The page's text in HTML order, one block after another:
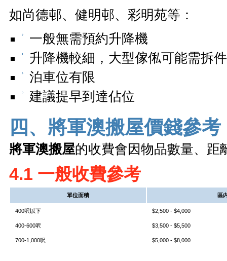
如尚德邨、健明邨、彩明苑等：
一般無需預約升降機
升降機較細，大型傢俬可能需拆件
泊車位有限
建議提早到達佔位
四、將軍澳搬屋價錢參考
將軍澳搬屋的收費會因物品數量、距
4.1 一般收費參考
單位面積 區
400呎以下 $2,500 - $4,000
400-600呎 $3,500 - $5,500
700-1,000呎 $5,000 - $8,000